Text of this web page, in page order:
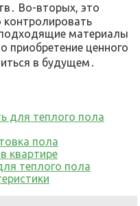
Во-вторых, это
материалы
приобретение ценного
в будущем․
для теплого пола
пола
квартире
теплого пола